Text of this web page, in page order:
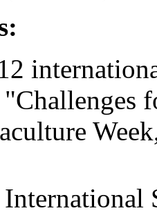
International